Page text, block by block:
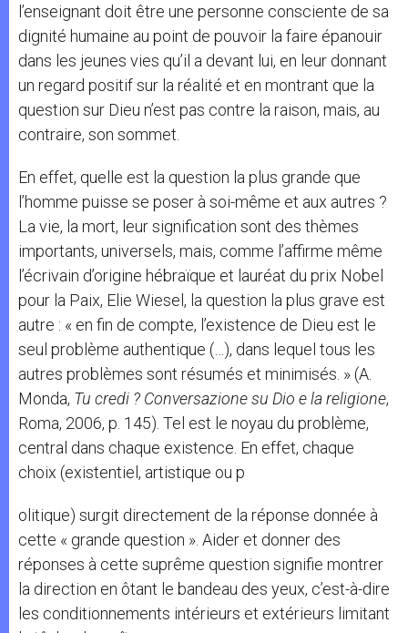
l’enseignant doit être une personne consciente de sa
dignité humaine au point de pouvoir la faire épanouir
dans les jeunes vies qu’il a devant lui, en leur donnant
un regard positif sur la réalité et en montrant que la
question sur Dieu n’est pas contre la raison, mais, au
contraire, son sommet.
En effet, quelle est la question la plus grande que
l’homme puisse se poser à soi-même et aux autres ?
La vie, la mort, leur signification sont des thèmes
importants, universels, mais, comme l’affirme même
l’écrivain d’origine hébraïque et lauréat du prix Nobel
pour la Paix, Elie Wiesel, la question la plus grave est
autre : « en fin de compte, l’existence de Dieu est le
seul problème authentique (…), dans lequel tous les
autres problèmes sont résumés et minimisés. » (A.
Monda, Tu credi ? Conversazione su Dio e la religione,
Roma, 2006, p. 145). Tel est le noyau du problème,
central dans chaque existence. En effet, chaque
choix (existentiel, artistique ou p
olitique) surgit directement de la réponse donnée à
cette « grande question ». Aider et donner des
réponses à cette suprême question signifie montrer
la direction en ôtant le bandeau des yeux, c’est-à-dire
les conditionnements intérieurs et extérieurs limitant